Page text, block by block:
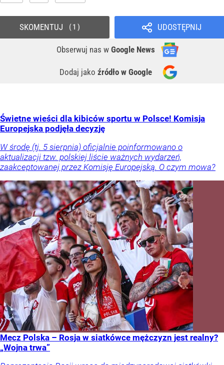
UDOSTĘPNIJ
Obserwuj nas w Google News
Dodaj jako źródło w Google
SKOMENTUJ 1
Świetne wieści dla kibiców sportu w Polsce! Komisja
Europejska podjęła decyzję
W środę (tj. 5 sierpnia) oficjalnie poinformowano o
aktualizacji tzw. polskiej liście ważnych wydarzeń,
zaakceptowanej przez Komisję Europejską. O czym mowa?
Mecz Polska – Rosja w siatkówce mężczyzn jest realny?
„Wojna trwa”